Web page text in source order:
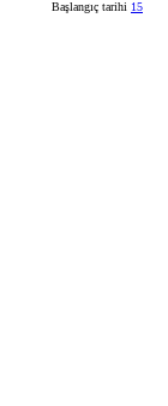
Başlangıç tarihi 15